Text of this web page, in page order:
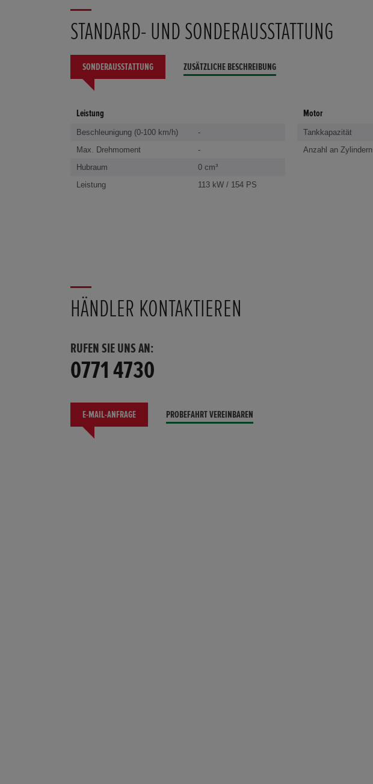
STANDARD- UND SONDERAUSSTATTUNG
SONDERAUSSTATTUNG ZUSÄTZLICHE BESCHREIBUNG
Leistung
Beschleunigung (0-100 km/h)
-
Max. Drehmoment
-
Hubraum
0 cm³
Leistung
113 kW / 154 PS
Motor
Tankkapazität
Anzahl an Zylindern
HÄNDLER KONTAKTIEREN
RUFEN SIE UNS AN:
0771 4730
E-MAIL-ANFRAGE PROBEFAHRT VEREINBAREN